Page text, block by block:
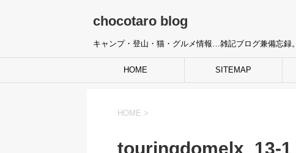
chocotaro blog
キャンプ・登山・猫・グルメ情報…雑記ブログ兼備忘録。
HOME SITEMAP
HOME >
touringdomelx_13-1